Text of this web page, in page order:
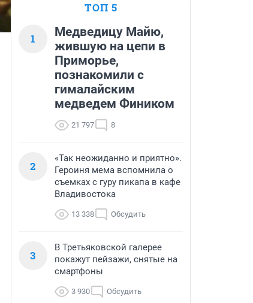
ТОП 5
1
Медведицу Майю,
жившую на цепи в
Приморье,
познакомили с
гималайским
медведем Фиником
21 797 8
2
«Так неожиданно и приятно».
Героиня мема вспомнила о
съемках с гуру пикапа в кафе
Владивостока
13 338 Обсудить
3
В Третьяковской галерее
покажут пейзажи, снятые на
смартфоны
3 930 Обсудить